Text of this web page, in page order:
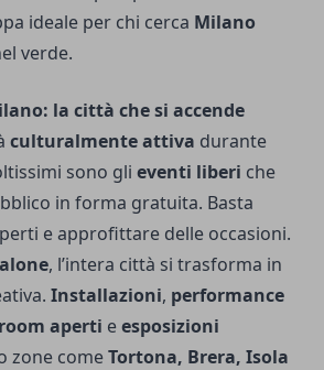
ideale per chi cerca Milano
verde.
la città che si accende
culturalmente attiva durante
sono gli eventi liberi che
in forma gratuita. Basta
e approfittare delle occasioni.
, l’intera città si trasforma in
Installazioni, performance
aperti eesposizioni
zone comeTortona, Brera, Isola